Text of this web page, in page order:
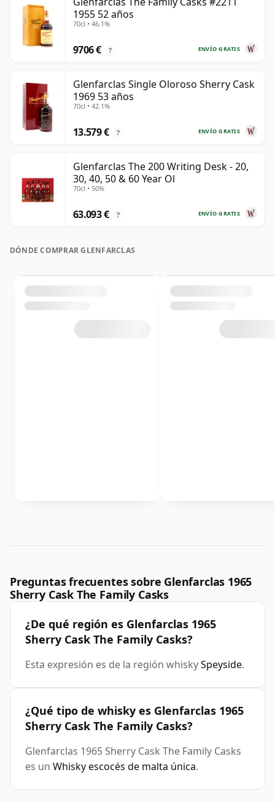
1955 52 años
70cl • 46.1%
ENVÍO GRATIS
9706 € ?
Glenfarclas Single Oloroso Sherry Cask
1969 53 años
70cl • 42.1%
ENVÍO GRATIS
13.579 € ?
Glenfarclas The 200 Writing Desk - 20,
30, 40, 50 & 60 Year Ol
70cl • 50%
ENVÍO GRATIS
63.093 € ?
DÓNDE COMPRAR GLENFARCLAS
Preguntas frecuentes sobre Glenfarclas 1965
Sherry Cask The Family Casks
¿De qué región es Glenfarclas 1965
Sherry Cask The Family Casks?
Esta expresión es de la región whiskySpeyside.
¿Qué tipo de whisky es Glenfarclas 1965
Sherry Cask The Family Casks?
Glenfarclas 1965 Sherry Cask The Family Casks
es un Whisky escocés de malta única.